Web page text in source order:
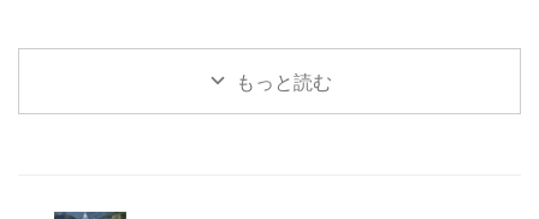
中で、運動の習慣化は特に難
ことなど書いてみます。 小さ
考えないというわけではあり
ませんが、あれやこれやとい
ろんなことを考えるような時
間にはなりません。いまのと
もっと読む